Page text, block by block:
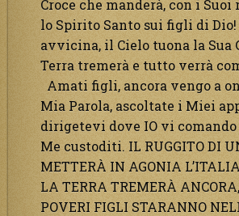
Croce che manderà, con i
lo Spirito Santo sui figli di Dio!
avvicina, il Cielo tuona la Sua
Terra tremerà e tutto verrà
Amati figli, ancora vengo a
Mia Parola, ascoltate i Miei
dirigetevi dove IO vi
Me custoditi. IL RUGGITO DI
METTERÀ IN AGONIA
LA TERRA TREMERÀ
POVERI FIGLI STARANNO